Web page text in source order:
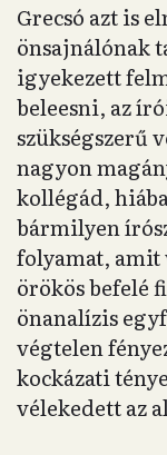
Grecsó azt is
önsajnálónak
igyekezett
beleesni, az
szükségszerű
nagyon
kollégád,
bármilyen
folyamat, amit
örökös befelé
önanalízis
végtelen
kockázati
vélekedett az